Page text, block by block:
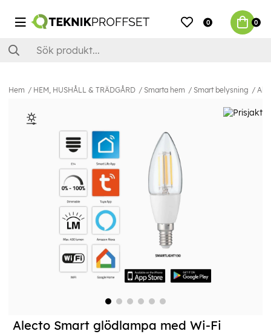
0 0
Hem HEM, HUSHÅLL & TRÄDGÅRD Smarta hem Smart belysning
Alecto Smart glödlampa med Wi-Fi